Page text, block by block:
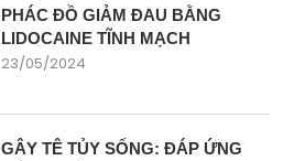
PHÁC ĐỒ GIẢM ĐAU BẰNG
LIDOCAINE TĨNH MẠCH
23/05/2024
GÂY TÊ TỦY SỐNG: ĐÁP ỨNG